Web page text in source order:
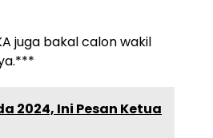
juga bakal calon wakil
2024, Ini Pesan Ketua